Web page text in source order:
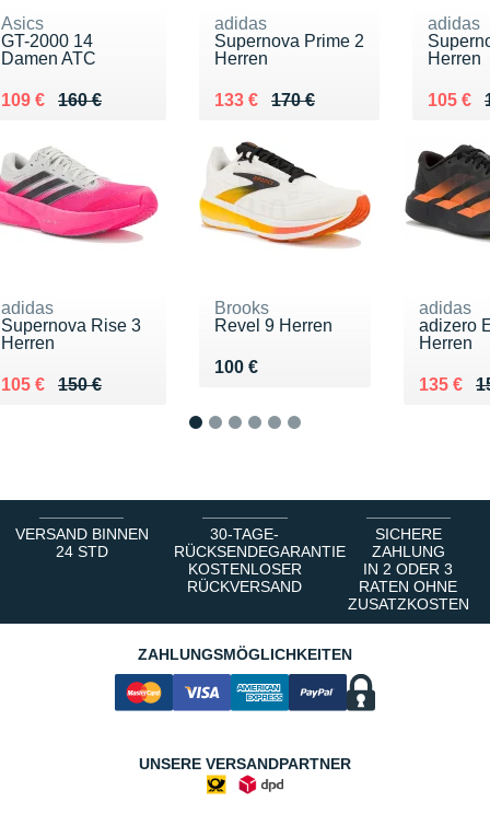
Asics
GT-2000 14
Damen ATC
160 €
Au lieu de 160 €
109 €
Vendu 109 €
adidas
Supernova Prime 2
Herren
170 €
Au lieu de 170 €
133 €
Vendu 133 €
adidas
Herren
Au lieu
105 €
Vendu
adidas
Supernova Rise 3
Herren
150 €
Au lieu de 150 €
105 €
Vendu 105 €
Brooks
Revel 9 Herren
100 €
Vendu 100 €
adidas
adizero
Herren
Au lieu
135 €
Vendu
VERSAND BINNEN
24 STD
30-TAGE-
RÜCKSENDEGARANTIE
KOSTENLOSER
RÜCKVERSAND
SICHERE
ZAHLUNG
IN 2 ODER 3
RATEN OHNE
ZUSATZKOSTEN
ZAHLUNGSMÖGLICHKEITEN
UNSERE VERSANDPARTNER